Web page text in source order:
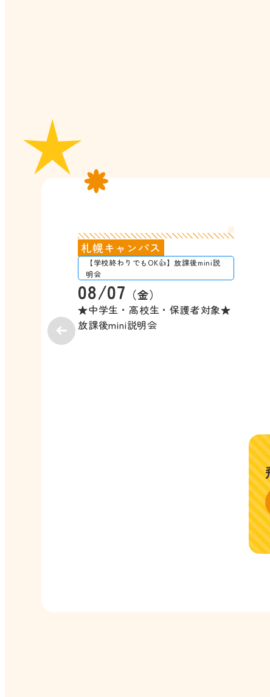
札幌キャンパス
【学校終わりでもOK👍】放課後mini説
明会
08/07 （金）
★中学生・高校生・保護者対象★
放課後mini説明会